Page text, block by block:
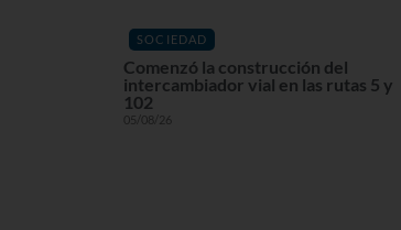
SOCIEDAD
Comenzó la construcción del
intercambiador vial en las rutas 5 y
102
05/08/26